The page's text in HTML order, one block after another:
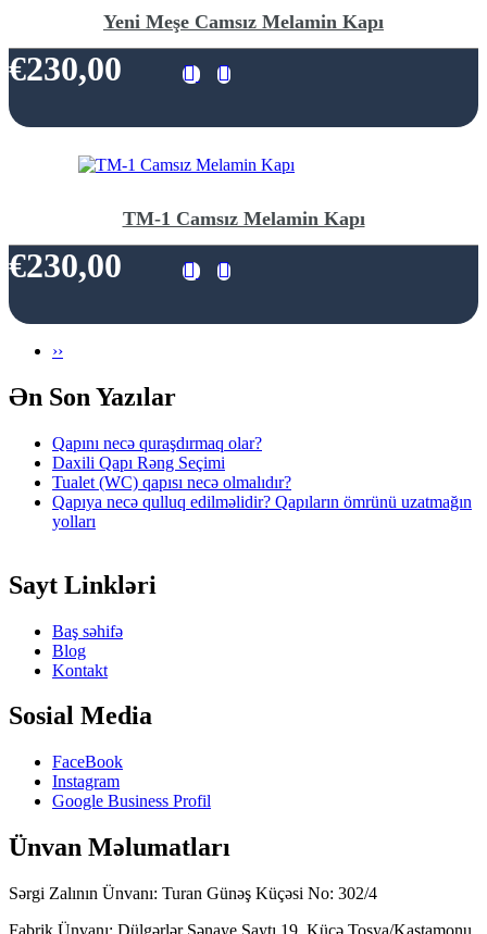
Yeni Meşe Camsız Melamin Kapı
€230,00
TM-1 Camsız Melamin Kapı
€230,00
Pagination
Növbəti
››
Ən Son Yazılar
Qapını necə quraşdırmaq olar?
Daxili Qapı Rəng Seçimi
Tualet (WC) qapısı necə olmalıdır?
Qapıya necə qulluq edilməlidir? Qapıların ömrünü uzatmağın
yolları
Sayt Linkləri
Baş səhifə
Blog
Kontakt
Sosial Media
FaceBook
Instagram
Google Business Profil
Ünvan Məlumatları
Sərgi Zalının Ünvanı: Turan Günəş Küçəsi No: 302/4